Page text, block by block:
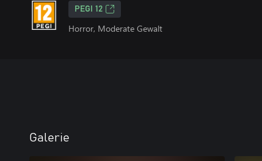
PEGI 12
Horror, Moderate Gewalt
Galerie